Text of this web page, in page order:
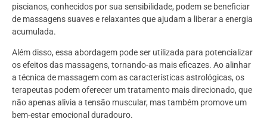
piscianos, conhecidos por sua sensibilidade, podem se beneficiar
de massagens suaves e relaxantes que ajudam a liberar a energia
acumulada.
Além disso, essa abordagem pode ser utilizada para potencializar
os efeitos das massagens, tornando-as mais eficazes. Ao alinhar
a técnica de massagem com as características astrológicas, os
terapeutas podem oferecer um tratamento mais direcionado, que
não apenas alivia a tensão muscular, mas também promove um
bem-estar emocional duradouro.